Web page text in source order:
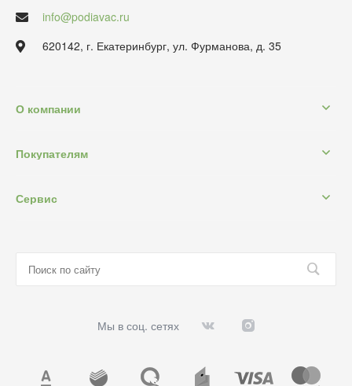
info@podiavac.ru
620142, г. Екатеринбург, ул. Фурманова, д. 35
О компании
Покупателям
Сервис
Мы в соц. сетях